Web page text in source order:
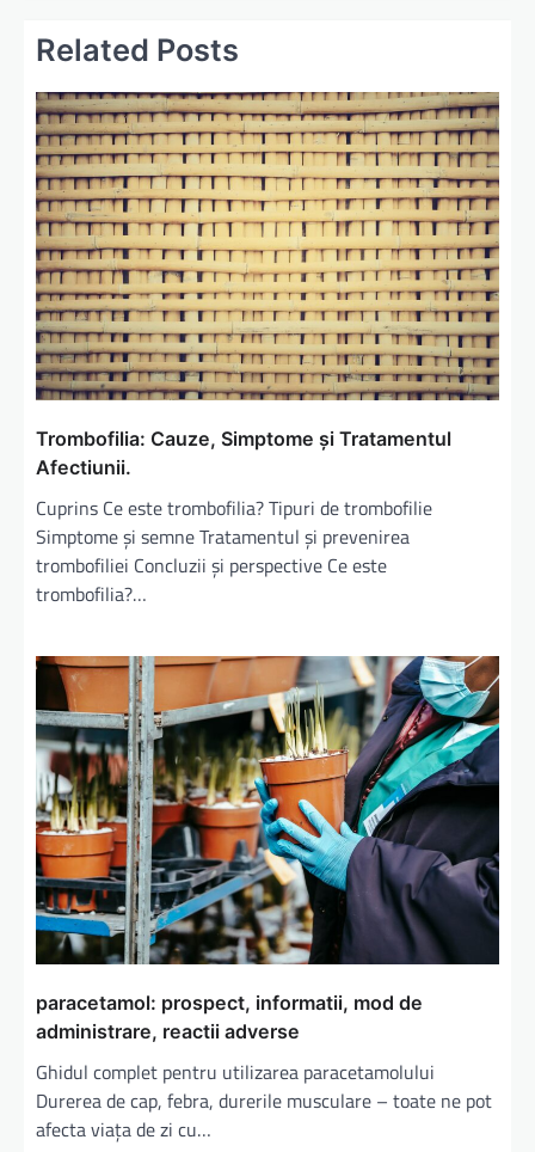
Related Posts
Trombofilia: Cauze, Simptome și Tratamentul
Afectiunii.
Cuprins Ce este trombofilia? Tipuri de trombofilie
Simptome și semne Tratamentul și prevenirea
trombofiliei Concluzii și perspective Ce este
trombofilia?…
paracetamol: prospect, informatii, mod de
administrare, reactii adverse
Ghidul complet pentru utilizarea paracetamolului
Durerea de cap, febra, durerile musculare – toate ne pot
afecta viața de zi cu…